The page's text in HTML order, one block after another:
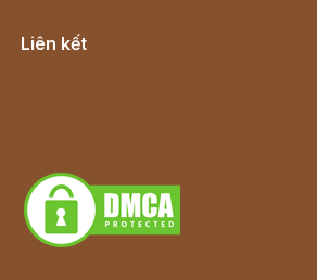
Liên kết